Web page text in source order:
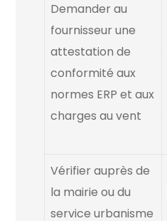
Demander au
fournisseur une
attestation de
conformité aux
normes ERP et aux
charges au vent
Vérifier auprès de
la mairie ou du
service urbanisme